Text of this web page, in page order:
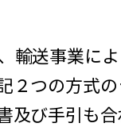
輸送事業に
２つの方式
び手引も合